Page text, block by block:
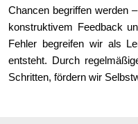
Chancen begriffen werden
konstruktivem Feedback
Fehler begreifen wir als
entsteht. Durch
Schritten, fördern wir